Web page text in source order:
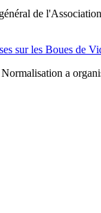
de
sur les Boues de
a